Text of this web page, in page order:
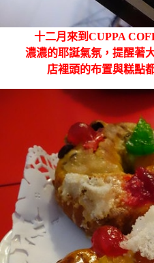
十二月來到CUPPA
濃濃的耶誕氣氛，提醒著
店裡頭的布置與糕點